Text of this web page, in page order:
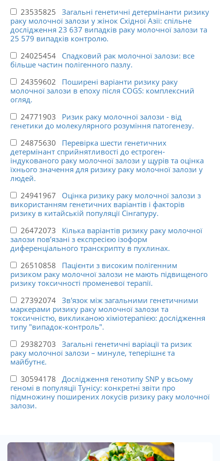
23535825 Загальні генетичні детермінанти ризику
раку молочної залози у жінок Східної Азії: спільне
дослідження 23 637 випадків раку молочної залози та
25 579 випадків контролю.
24025454 Спадковий рак молочної залози: все
більше частин полігенного пазлу.
24359602 Поширені варіанти ризику раку
молочної залози в епоху після COGS: комплексний
огляд.
24771903 Ризик раку молочної залози - від
генетики до молекулярного розуміння патогенезу.
24875630 Перевірка шести генетичних
детермінант сприйнятливості до естроген-
індукованого раку молочної залози у щурів та оцінка
їхнього значення для ризику раку молочної залози у
людей.
24941967 Оцінка ризику раку молочної залози з
використанням генетичних варіантів і факторів
ризику в китайській популяції Сінгапуру.
26472073 Кілька варіантів ризику раку молочної
залози пов’язані з експресією ізоформ
диференціального транскрипту в пухлинах.
26510858 Пацієнти з високим полігенним
ризиком раку молочної залози не мають підвищеного
ризику токсичності променевої терапії.
27392074 Зв'язок між загальними генетичними
маркерами ризику раку молочної залози та
токсичністю, викликаною хіміотерапією: дослідження
типу "випадок-контроль".
29382703 Загальні генетичні варіації та ризик
раку молочної залози – минуле, теперішнє та
майбутнє.
30594178 Дослідження генотипу SNP у всьому
геномі в популяції Тунісу: конкретні звіти про
підмножину поширених локусів ризику раку молочної
залози.